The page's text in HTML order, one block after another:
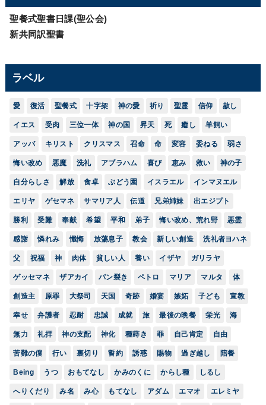
聖餐式聖書日課(聖公会)
新共同訳聖書
ラベル
愛 復活 聖餐式 十字架 神の愛 祈り 聖霊 信仰 赦し
イエス 受肉 三位一体 神の国 昇天 死 癒し 羊飼い
アッバ キリスト クリスマス 召命 命 変容 委ねる 弱さ
悔い改め 悪魔 洗礼 アブラハム 喜び 恵み 救い 神の子
自分らしさ 解放 食卓 ぶどう園 イスラエル インマヌエル
エリヤ ゲセマネ サマリア人 伝道 兄弟姉妹 出エジプト
勝利 受難 奉献 希望 平和 弟子 悔い改め、荒れ野 悪霊
感謝 憐れみ 懺悔 放蕩息子 教会 新しい創造 洗礼者ヨハネ
父 祝福 神 肉体 貧しい人 養い イザヤ ガリラヤ
ゲッセマネ ザアカイ パン裂き ペトロ マリア マルタ 体
創造主 原罪 大祭司 天国 奇跡 婚宴 嫉妬 子ども 宣教
幸せ 弁護者 忍耐 忠誠 成就 旅 最後の晩餐 栄光 海
無力 礼拝 神の支配 神化 種蒔き 罪 自己肯定 自由
苦難の僕 行い 裏切り 誓約 誘惑 賜物 過ぎ越し 陪餐
Being うつ おもてなし かみのくに からし種 しるし
へりくだり み名 み心 もてなし アダム エマオ エレミヤ